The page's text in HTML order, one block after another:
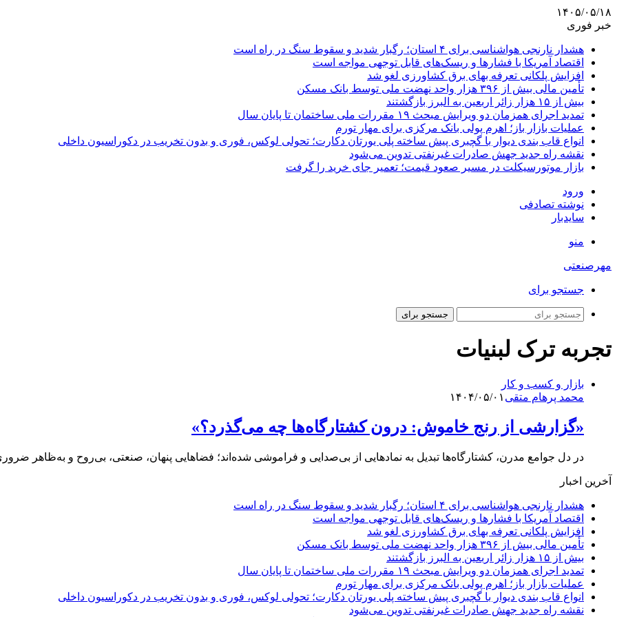
۱۴۰۵/۰۵/۱۸
خبر فوری
هشدار نارنجی هواشناسی برای ۴ استان؛ رگبار شدید و سقوط سنگ در راه است
اقتصاد آمریکا با فشارها و ریسک‌های قابل توجهی مواجه است
افزایش پلکانی تعرفه بهای برق کشاورزی لغو شد
تأمین مالی بیش از ۳۹۶ هزار واحد نهضت ملی توسط بانک مسکن
بیش از ۱۵ هزار زائر اربعین به البرز بازگشتند
تمدید اجرای همزمان دو ویرایش مبحث ۱۹ مقررات ملی ساختمان تا پایان سال
عملیات بازار باز؛ اهرم پولی بانک مرکزی برای مهار تورم
انواع قاب بندی دیوار با گچبری پیش ساخته پلی یورتان دکارت؛ تحولی لوکس، فوری و بدون تخریب در دکوراسیون داخلی
نقشه راه جدید جهش صادرات غیرنفتی تدوین می‌شود
بازار موتورسیکلت در مسیر صعود قیمت؛ تعمیر جای خرید را گرفت
ورود
نوشته تصادفی
سایدبار
منو
مهرصنعتی
جستجو برای
جستجو برای
تجربه ترک لبنیات
بازار و کسب و کار
محمد پرهام متقی ۱۴۰۴/۰۵/۰۱
«گزارشی از رنج خاموش: درون کشتارگاه‌ها چه می‌گذرد؟»
در دل جوامع مدرن، کشتارگاه‌ها تبدیل به نمادهایی از بی‌صدایی و فراموشی شده‌اند؛ فضاهایی پنهان، صنعتی، بی‌روح و به‌ظاهر
آخرین اخبار
هشدار نارنجی هواشناسی برای ۴ استان؛ رگبار شدید و سقوط سنگ در راه است
اقتصاد آمریکا با فشارها و ریسک‌های قابل توجهی مواجه است
افزایش پلکانی تعرفه بهای برق کشاورزی لغو شد
تأمین مالی بیش از ۳۹۶ هزار واحد نهضت ملی توسط بانک مسکن
بیش از ۱۵ هزار زائر اربعین به البرز بازگشتند
تمدید اجرای همزمان دو ویرایش مبحث ۱۹ مقررات ملی ساختمان تا پایان سال
عملیات بازار باز؛ اهرم پولی بانک مرکزی برای مهار تورم
انواع قاب بندی دیوار با گچبری پیش ساخته پلی یورتان دکارت؛ تحولی لوکس، فوری و بدون تخریب در دکوراسیون داخلی
نقشه راه جدید جهش صادرات غیرنفتی تدوین می‌شود